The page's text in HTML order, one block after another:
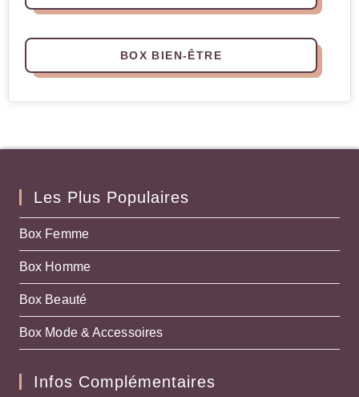
BOX BIEN-ÊTRE
Les Plus Populaires
Box Femme
Box Homme
Box Beauté
Box Mode & Accessoires
Infos Complémentaires